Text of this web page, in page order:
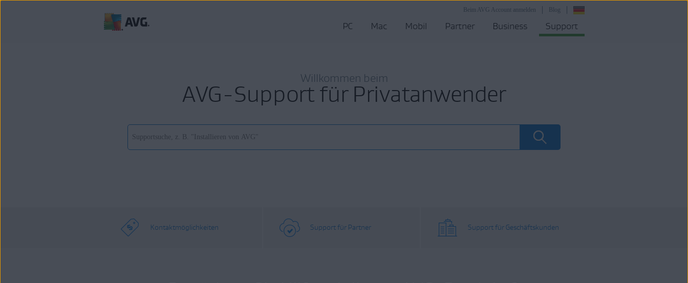
Blog
Beim AVG Account anmelden
PC Mac Mobil Partner Business Support
Willkommen beim
AVG-Support für Privatanwender
Kontaktmöglichkeiten Support für Partner Support für Geschäftskunden